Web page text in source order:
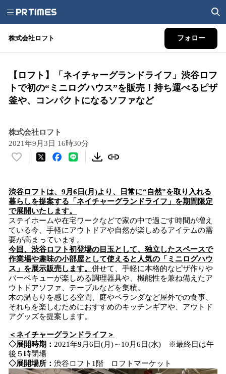
株式会社ロフト フォロー
【ロフト】「ネイチャーグランドライフ」渋谷ロフ
トで初の“ミニログハウス”を販売！持ち運べるピザ
釜や、コンパクトになるソファなど
株式会社ロフト
2021年9月3日 16時30分
い
！
数
を
読
み
込
み
中
で
す
渋谷ロフトは、 9月6日(月)より、 日常に“自然”を取り 入れる
暮らしを提案する 「ネイチャーグランドライフ」 を期間限定
で展開いたします。
ステイホームや在宅ワークなどで家の中で過ごす時間が増え
ている今、手軽にアウトドアや自然が楽しめるアイテムの需
要が高まっています。
今回、渋谷ロフト初登場の目玉として、 独立したスペースで
作業場や趣味の小部屋として使えると 人気の 「ミニログハウ
ス」 を展示販売します。 併せて、手軽に本格的なピザ作りや
バーベキューが楽しめる調理器具や、機能性を兼ね備えたア
ウトドアソファ、テーブルなどを集積。
木の温もりを感じる空間、庭やベランダなど屋外での食事、
それらを楽しむためにおすすめのキッチンギアや、アウトド
アグッズを提案します。
＜ネイチャーグランドライフ ＞
◇展開時期： 2021年9月6日(月)～10月6日(水) ※最終日は午
後５時閉場
◇展開場所： 渋谷ロフト1階 ロフトマーケット